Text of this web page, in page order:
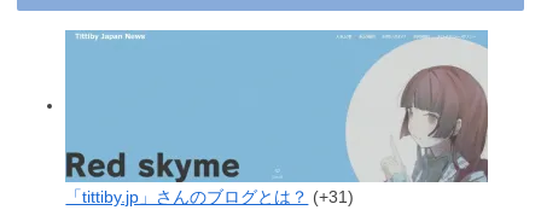
「tittiby.jp」さんのブログとは？ +31